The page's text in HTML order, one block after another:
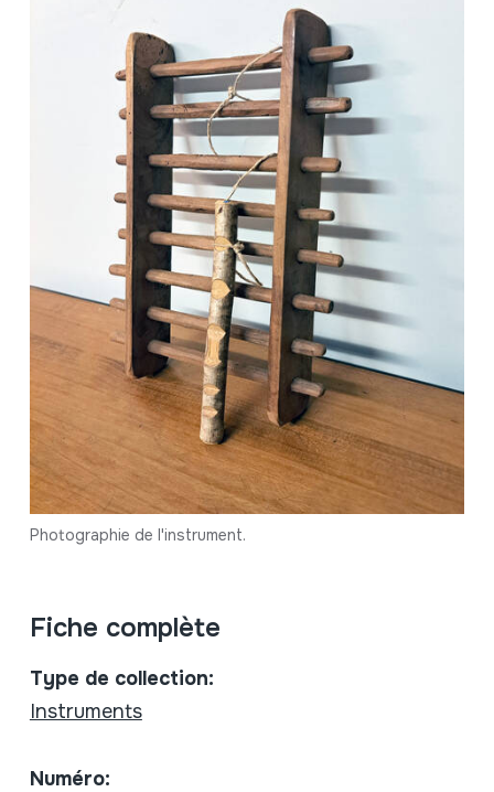
Photographie de l'instrument.
Fiche complète
Type de collection:
Instruments
Numéro: